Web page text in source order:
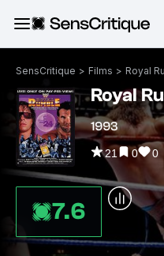
SensCritique > Films > Royal
Royal
1993
21 0 0
7.6